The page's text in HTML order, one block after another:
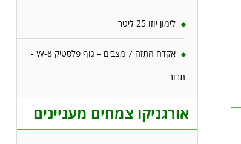
לימון יוזו 25 ליטר
אקדח התזה 7 מצבים – גוף פלסטיק W-8 -
תבור
אורגניקו צמחים מעניינים